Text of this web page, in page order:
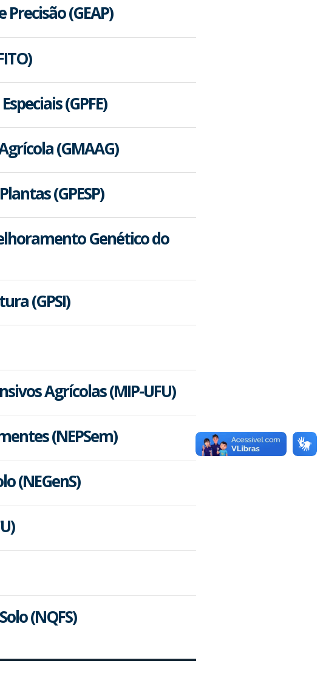
(GEAP)
(GPFE)
(GMAAG)
(GPESP)
Genético do
(GPSI)
Agrícolas (MIP-UFU)
(NEPSem)
(NEGenS)
(NQFS)